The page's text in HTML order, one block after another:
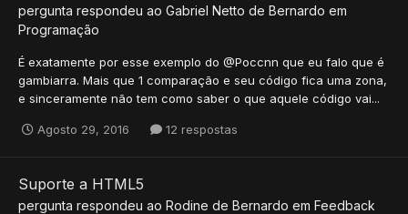
pergunta respondeu ao Gabriel Netto de Bernardo em
Programação
É exatamente por esse exemplo do @Poccnn que eu falo que é
gambiarra. Mais que 1 comparação e seu código fica uma zona,
e sinceramente não tem como saber o que aquele código vai...
Agosto 29, 2016 12 respostas
Suporte a HTML5
pergunta respondeu ao Rodine de Bernardo em Feedback